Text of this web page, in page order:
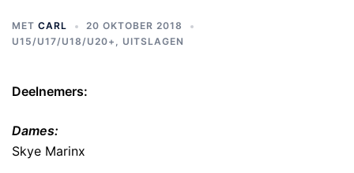
MET CARL
20 OKTOBER 2018
U15/U17/U18/U20+ , UITSLAGEN
Deelnemers:
Dames:
Skye Marinx